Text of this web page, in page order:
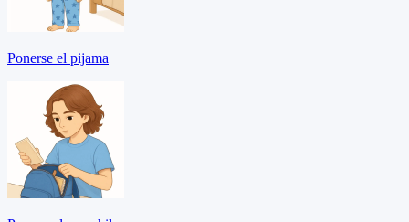
Ponerse el pijama